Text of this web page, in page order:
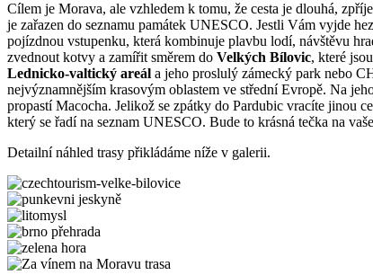
Cílem je Morava, ale vzhledem k tomu, že cesta je dlouhá,
je zařazen do seznamu památek UNESCO. Jestli Vám vyjde
pojízdnou vstupenku, která kombinuje plavbu lodí, návštěvu
zvednout kotvy a zamířit směrem do Velkých Bílovic, které
Lednicko-valtický areál a jeho proslulý zámecký park nebo
nejvýznamnějším krasovým oblastem ve střední Evropě. Na
propastí Macocha. Jelikož se zpátky do Pardubic vracíte jinou
který se řadí na seznam UNESCO. Bude to krásná tečka na
Detailní náhled trasy přikládáme níže v galerii.